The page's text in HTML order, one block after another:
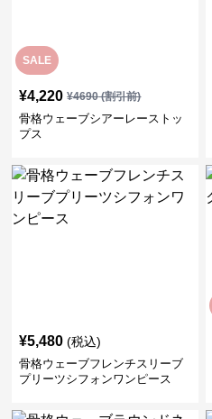
SALE
¥4,220 ¥4690(割引前)
骨格ウェーブシアーレーストッ
プス
¥5,480 (税込)
骨格ウェーブフレンチスリーブ
プリーツシフォンワンピース